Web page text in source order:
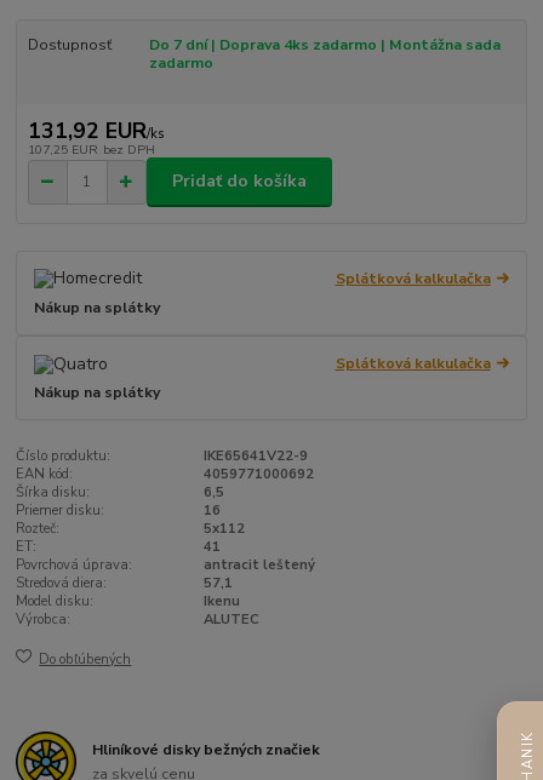
Dostupnosť
Do 7 dní | Doprava 4ks zadarmo | Montážna sada
zadarmo
131,92 EUR/ks
107,25 EUR bez DPH
Pridať do košíka
Splátková kalkulačka
Nákup na splátky
Splátková kalkulačka
Nákup na splátky
Číslo produktu:
IKE65641V22-9
EAN kód:
4059771000692
Šírka disku:
6,5
Priemer disku:
16
Rozteč:
5x112
ET:
41
Povrchová úprava:
antracit leštený
Stredová diera:
57,1
Model disku:
Ikenu
Výrobca:
ALUTEC
Do obľúbených
Hliníkové disky bežných značiek
za skvelú cenu